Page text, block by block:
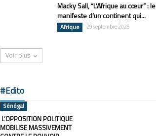
Macky Sall, “L’Afrique au cœur” : le
manifeste d’un continent qui...
Afrique 29 septembre 2025
Voir plus
#Edito
Sénégal
L’OPPOSITION POLITIQUE
MOBILISE MASSIVEMENT